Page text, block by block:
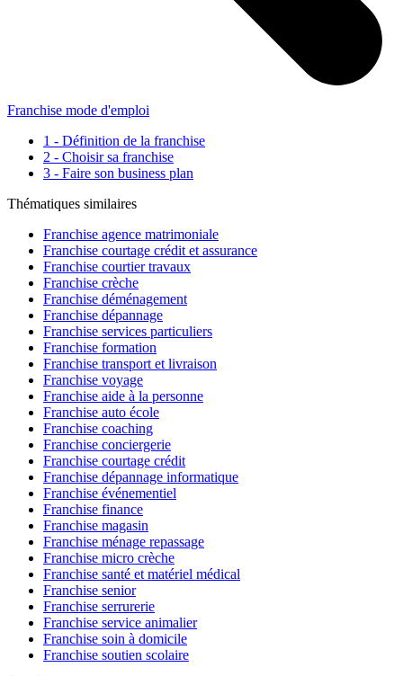
Franchise mode d'emploi
1 - Définition de la franchise
2 - Choisir sa franchise
3 - Faire son business plan
Thématiques similaires
Franchise agence matrimoniale
Franchise courtage crédit et assurance
Franchise courtier travaux
Franchise crèche
Franchise déménagement
Franchise dépannage
Franchise services particuliers
Franchise formation
Franchise transport et livraison
Franchise voyage
Franchise aide à la personne
Franchise auto école
Franchise coaching
Franchise conciergerie
Franchise courtage crédit
Franchise dépannage informatique
Franchise événementiel
Franchise finance
Franchise magasin
Franchise ménage repassage
Franchise micro crèche
Franchise santé et matériel médical
Franchise senior
Franchise serrurerie
Franchise service animalier
Franchise soin à domicile
Franchise soutien scolaire